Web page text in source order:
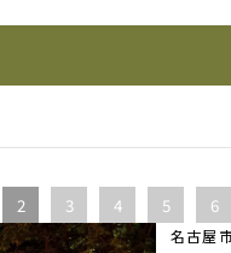
2 3 4 5 6
名古屋